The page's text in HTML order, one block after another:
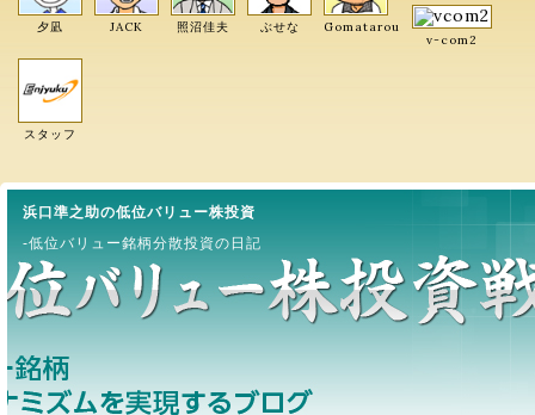
夕凪 JACK 照沼佳夫 ぶせな Gomatarou
v-com2
スタッフ
浜口準之助の低位バリュー株投資
-低位バリュー銘柄分散投資の日記